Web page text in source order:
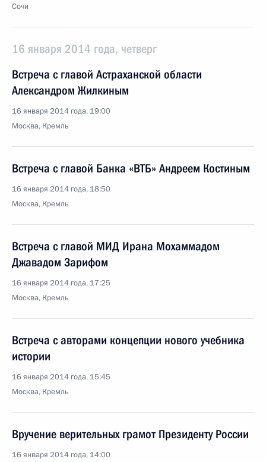
Сочи
16 января 2014 года, четверг
Встреча с главой Астраханской области
Александром Жилкиным
16 января 2014 года, 19:00
Москва, Кремль
Встреча с главой Банка «ВТБ» Андреем Костиным
16 января 2014 года, 18:50
Москва, Кремль
Встреча с главой МИД Ирана Мохаммадом
Джавадом Зарифом
16 января 2014 года, 17:25
Москва, Кремль
Встреча с авторами концепции нового учебника
истории
16 января 2014 года, 15:45
Москва, Кремль
Вручение верительных грамот Президенту России
16 января 2014 года, 14:00